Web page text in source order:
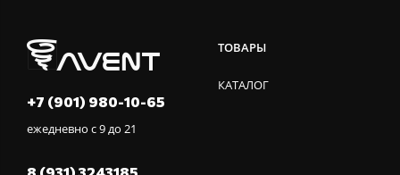
+7 (901) 980-10-65
ежедневно с 9 до 21
ТОВАРЫ
КАТАЛОГ